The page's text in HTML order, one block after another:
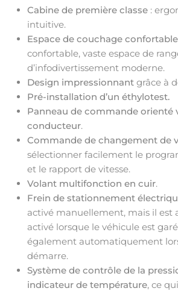
Cabine de première classe :
intuitive.
Espace de couchage confortable
confortable, vaste espace de
d’infodivertissement moderne.
Design impressionnant grâce à
Pré-installation d’un éthylotest.
Panneau de commande orienté
conducteur.
Commande de changement de
sélectionner facilement le
et le rapport de vitesse.
Volant multifonction en cuir.
Frein de stationnement
activé manuellement, mais il
activé lorsque le véhicule est
également automatiquement
démarre.
Système de contrôle de la
indicateur de température, ce